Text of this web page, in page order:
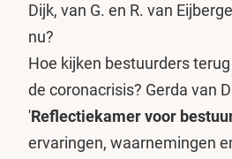
Dijk, van G. en R. van
nu?
Hoe kijken bestuurders
de coronacrisis? Gerda van
'Reflectiekamer voor
ervaringen, waarnemingen